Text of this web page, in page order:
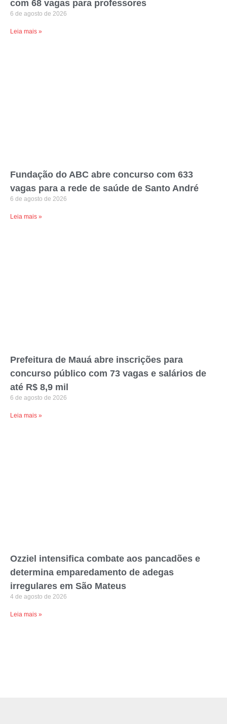
com 68 vagas para professores
6 de agosto de 2026
Leia mais »
Fundação do ABC abre concurso com 633
vagas para a rede de saúde de Santo André
6 de agosto de 2026
Leia mais »
Prefeitura de Mauá abre inscrições para
concurso público com 73 vagas e salários de
até R$ 8,9 mil
6 de agosto de 2026
Leia mais »
Ozziel intensifica combate aos pancadões e
determina emparedamento de adegas
irregulares em São Mateus
4 de agosto de 2026
Leia mais »